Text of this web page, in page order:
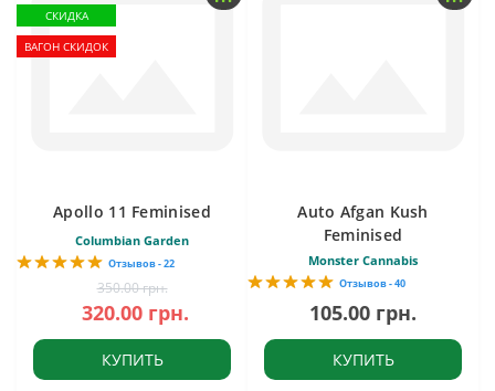
СКИДКА
ВАГОН СКИДОК
Apollo 11 Feminised
Columbian Garden
Отзывов - 22
350.00 грн.
320.00 грн.
КУПИТЬ
Auto Afgan Kush
Feminised
Monster Cannabis
Отзывов - 40
105.00 грн.
КУПИТЬ